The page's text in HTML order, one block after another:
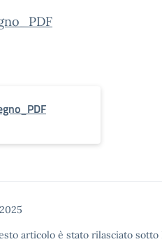
articolo è stato rilasciato